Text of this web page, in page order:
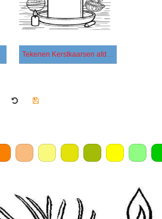
Tekenen Kerstkaarsen afdrukbaar simpel